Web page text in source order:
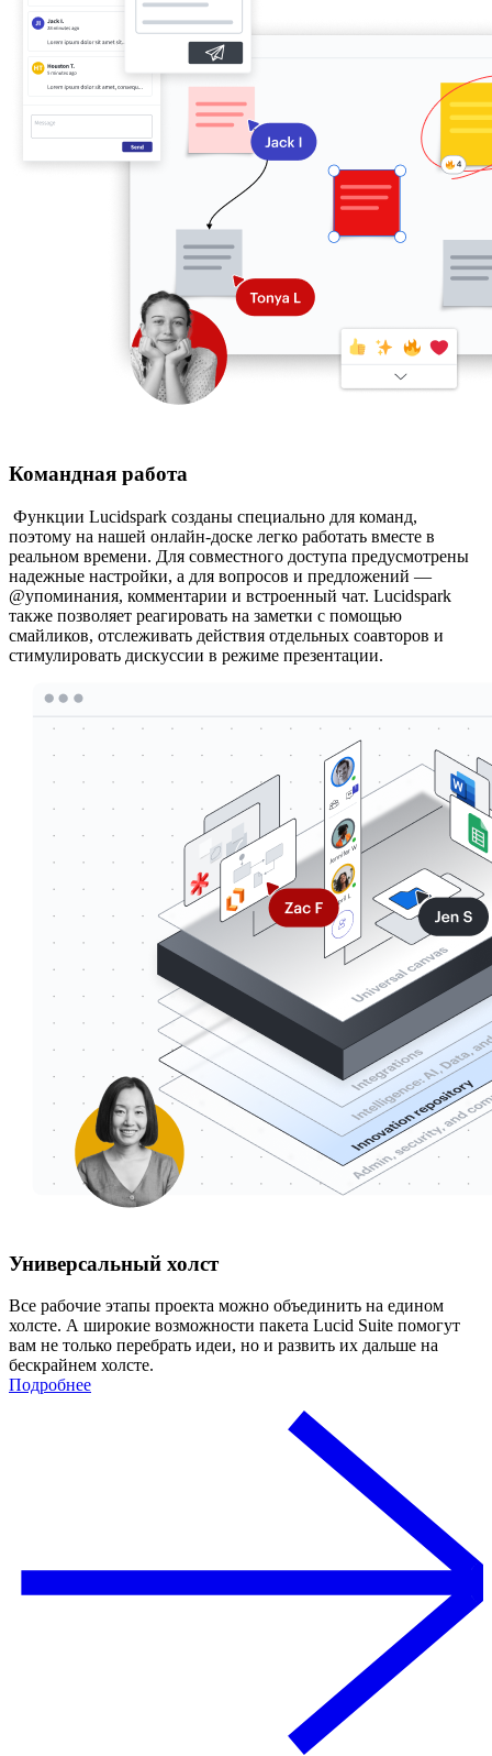
Командная работа
Функции Lucidspark созданы специально для команд,
поэтому на нашей онлайн-доске легко работать вместе в
реальном времени. Для совместного доступа предусмотрены
надежные настройки, а для вопросов и предложений —
@упоминания, комментарии и встроенный чат. Lucidspark
также позволяет реагировать на заметки с помощью
смайликов, отслеживать действия отдельных соавторов и
стимулировать дискуссии в режиме презентации.
Универсальный холст
Все рабочие этапы проекта можно объединить на едином
холсте. А широкие возможности пакета Lucid Suite помогут
вам не только перебрать идеи, но и развить их дальше на
бескрайнем холсте.
Подробнее